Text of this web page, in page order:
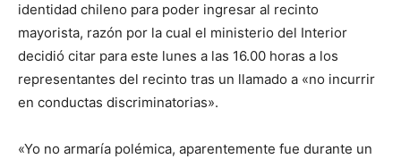
identidad chileno para poder ingresar al recinto
mayorista, razón por la cual el ministerio del Interior
decidió citar para este lunes a las 16.00 horas a los
representantes del recinto tras un llamado a «no incurrir
en conductas discriminatorias».
«Yo no armaría polémica, aparentemente fue durante un